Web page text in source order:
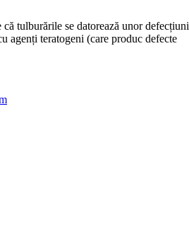
tulburările se datorează unor defecțiuni
agenți teratogeni (care produc defecte